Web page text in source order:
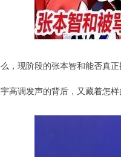
，现阶段的张本智和能否真
高调发声的背后，又藏着怎样